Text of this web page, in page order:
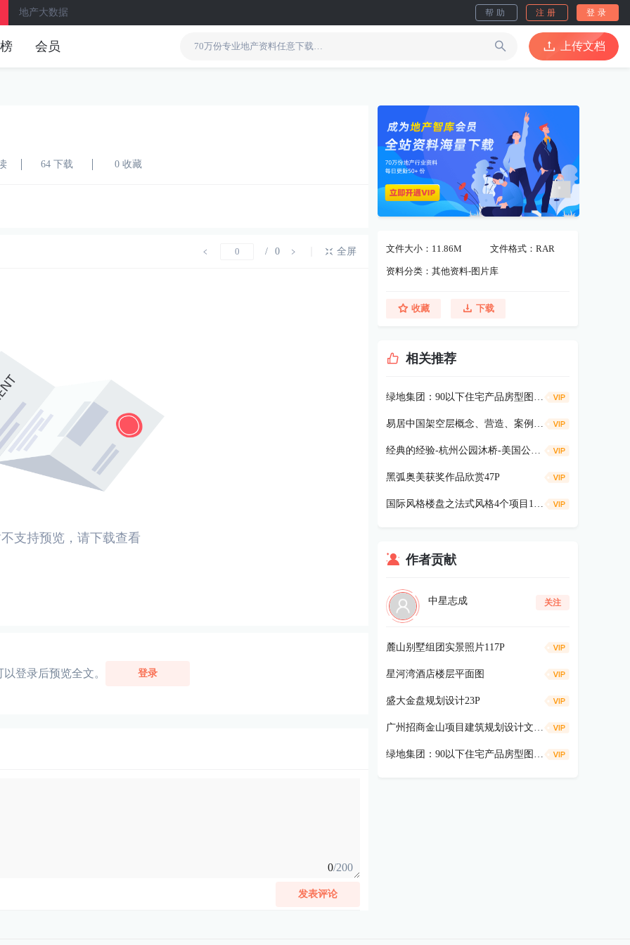
地产大数据 帮助 注册 登录
会员 上传文档
64 下载 0 收藏
/ 0 全屏
支持预览，请下载查看
登录后预览全文。 登录
0/200
发表评论
文件大小：11.86M 文件格式：RAR
资料分类：其他资料-图片库
收藏 下载
相关推荐
绿地集团：90以下住宅产品房型图册70P
易居中国架空层概念、营造、案例、商业价值分析
经典的经验-杭州公园沐桥-美国公寓94p
黑弧奥美获奖作品欣赏47P
国际风格楼盘之法式风格4个项目165P (17)
作者贡献
中星志成 关注
麓山别墅组团实景照片117P
星河湾酒店楼层平面图
盛大金盘规划设计23P
广州招商金山项目建筑规划设计文本36P
绿地集团：90以下住宅产品房型图册70P